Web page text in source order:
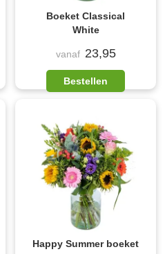
Boeket Classical
White
vanaf 23,95
Bestellen
Happy Summer boeket